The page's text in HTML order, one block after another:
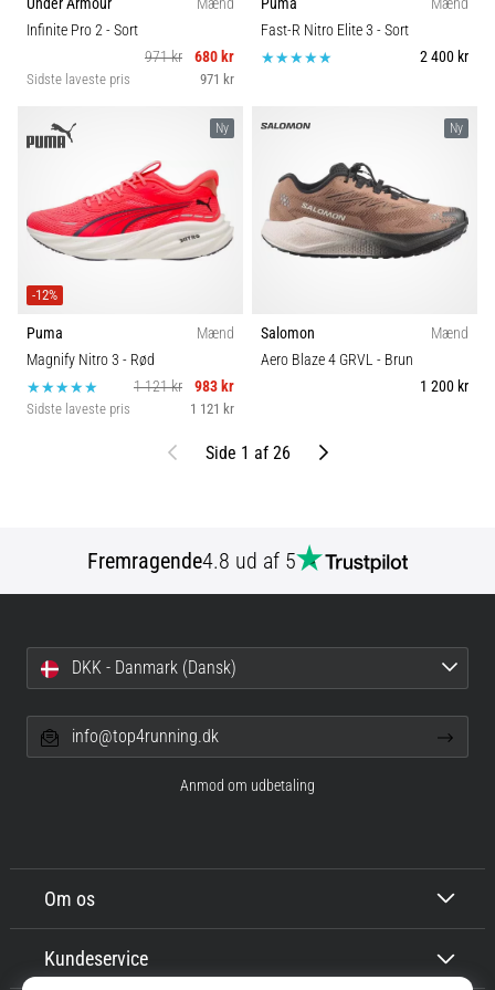
Under Armour
Mænd
Infinite Pro 2- Sort
971 kr
680 kr
Sidste laveste pris 971 kr
Puma
Mænd
Fast-R Nitro Elite 3 - Sort
2 400 kr
Ny
-12%
Puma
Mænd
Magnify Nitro 3 - Rød
1 121 kr
983 kr
Sidste laveste pris 1 121 kr
Ny
Salomon
Mænd
Aero Blaze 4 GRVL - Brun
1 200 kr
TidligereSide 1 af 26 Næste
Fremragende4.8 ud af 5
Om os
Kundeservice
DKK - Danmark (Dansk)
info@top4running.dk
Anmod om udbetaling